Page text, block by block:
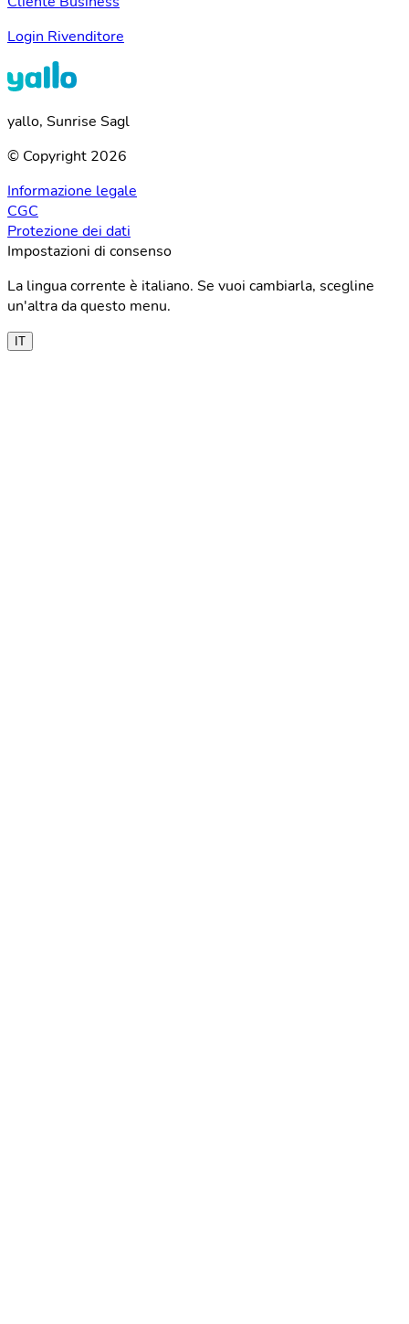
Login Rivenditore
yallo, Sunrise Sagl
© Copyright 2026
Informazione legale
CGC
Protezione dei dati
Impostazioni di consenso
La lingua corrente è italiano. Se vuoi cambiarla, scegline
un'altra da questo menu.
IT